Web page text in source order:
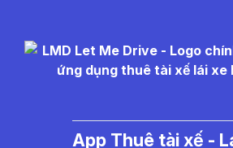
App Thuê tài xế -